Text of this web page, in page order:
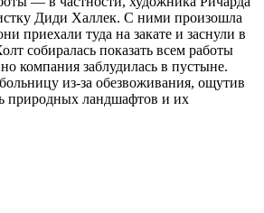
Диди Халлек. С ними произошла
приехали туда на закате и заснули в
собиралась показать всем работы
компания заблудилась в пустыне.
из-за обезвоживания, ощутив
природных ландшафтов и их